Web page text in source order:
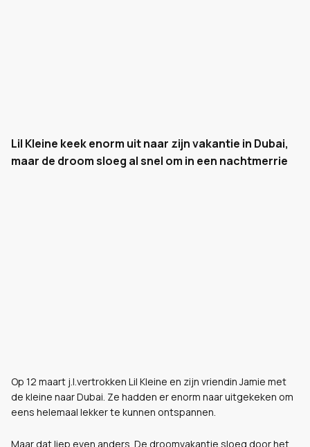
Lil Kleine keek enorm uit naar zijn vakantie in Dubai,
maar de droom sloeg al snel om in een nachtmerrie
Op 12 maart j.l.vertrokken Lil Kleine en zijn vriendin Jamie met
de kleine naar Dubai. Ze hadden er enorm naar uitgekeken om
eens helemaal lekker te kunnen ontspannen.
Maar dat liep even anders. De droomvakantie sloeg door het